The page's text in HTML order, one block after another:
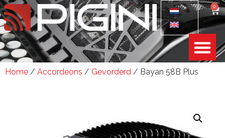
0
Home / Accordeons / Gevorderd / Bayan 58B Plus